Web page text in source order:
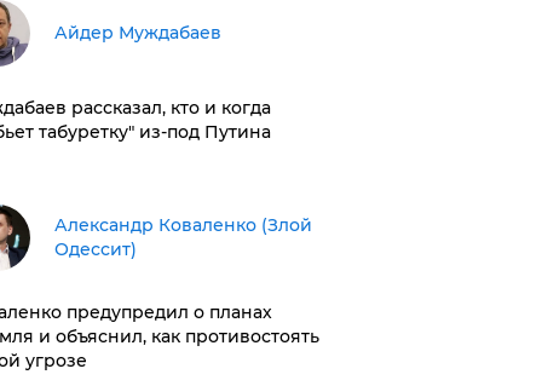
Айдер Муждабаев
рассказал, кто и когда
табуретку" из-под Путина
Александр Коваленко (Злой
Одессит)
предупредил о планах
и объяснил, как противостоять
угрозе